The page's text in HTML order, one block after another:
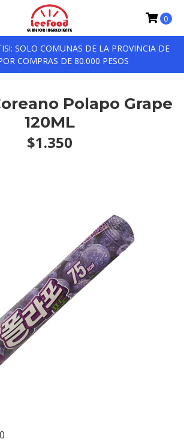
SOLO COMUNAS DE LA PROVINCIA DE
COMPRAS DE 80.000 PESOS
0
Polapo Grape
120ML
$1.350